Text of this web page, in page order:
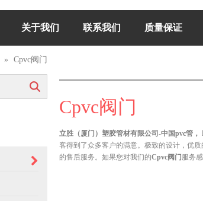
关于我们 联系我们 质量保证
» Cpvc阀门
Cpvc阀门
立胜（厦门）塑胶管材有限公司-中国pvc管，
客得到了众多客户的满意。极致的设计，优
的售后服务。如果您对我们的Cpvc阀门 服务